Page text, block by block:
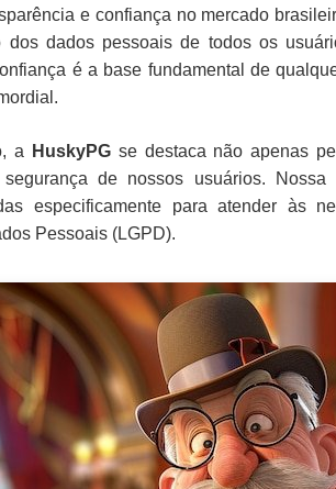
e confiança no mercado
dados pessoais de todos os
é a base fundamental de
a HuskyPGse destaca não apenas
de nossos usuários.
especificamente para atender às
Pessoais (LGPD).